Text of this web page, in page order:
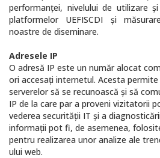
performanţei, nivelului de utilizare
platformelor UEFISCDI şi
noastre de diseminare.
Adresele IP
O adresă IP este un număr alocat
ori accesaţi internetul. Acesta
serverelor să se recunoască şi să
IP de la care par a proveni vizitatorii
vederea securităţii IT şi a
informaţii pot fi, de asemenea,
pentru realizarea unor analize ale
ului web.